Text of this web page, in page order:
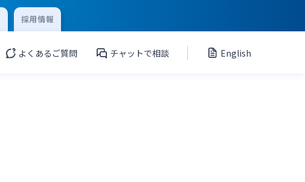
採用情報
よくあるご質問 チャットで相談 English